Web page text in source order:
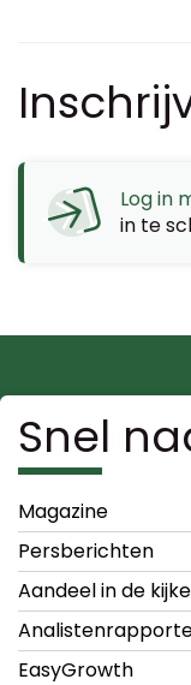
Log in
in te
Snel
Magazine
Persberichten
Aandeel in de
EasyGrowth